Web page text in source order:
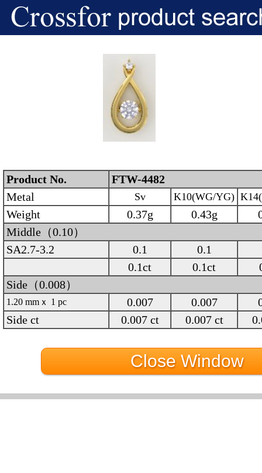
Product No.
FTW-4482
Metal
Sv K10(WG/YG)
Weight 0.37g 0.43g
Middle（0.10）
SA2.7-3.2
0.1
0.1
0.1ct
0.1ct
Side（0.008）
1.20 mmｘ 1 pc 0.007 0.007
Side ct
0.007 ct 0.007 ct